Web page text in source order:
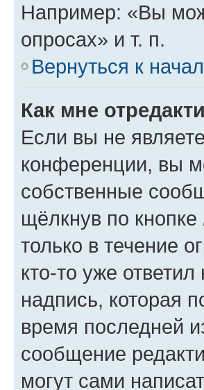
Например: «Вы
опросах» и т. п.
Вернуться к
Как мне
Если вы не
конференции, вы
собственные
щёлкнув по кнопке
только в течение
кто-то уже
надпись, которая
время последней
сообщение
могут сами